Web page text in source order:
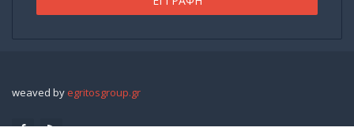
weaved by egritosgroup.gr